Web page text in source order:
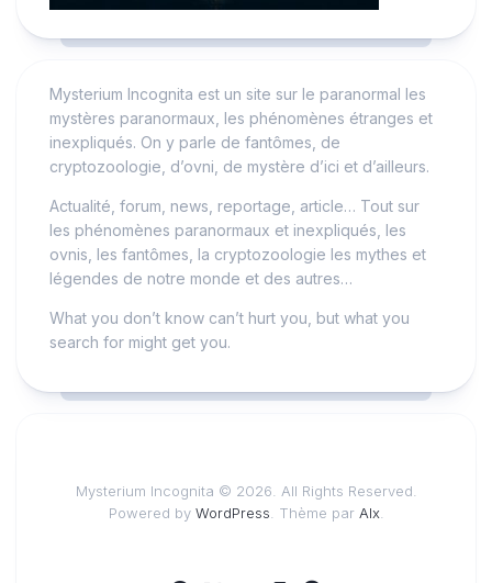
Mysterium Incognita est un site sur le paranormal les
mystères paranormaux, les phénomènes étranges et
inexpliqués. On y parle de fantômes, de
cryptozoologie, d’ovni, de mystère d’ici et d’ailleurs.
Actualité, forum, news, reportage, article… Tout sur
les phénomènes paranormaux et inexpliqués, les
ovnis, les fantômes, la cryptozoologie les mythes et
légendes de notre monde et des autres…
What you don’t know can’t hurt you, but what you
search for might get you.
Mysterium Incognita © 2026. All Rights Reserved.
Powered by WordPress. Thème par Alx.